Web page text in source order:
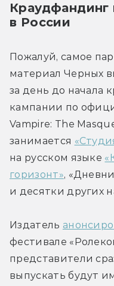
Краудфандинг
в России
Пожалуй, самое
материал Черных
за день до начала
кампании по
Vampire: The
занимается
на русском языке
горизонт»,
и десятки других
Издатель
фестивале
представители
выпускать будут